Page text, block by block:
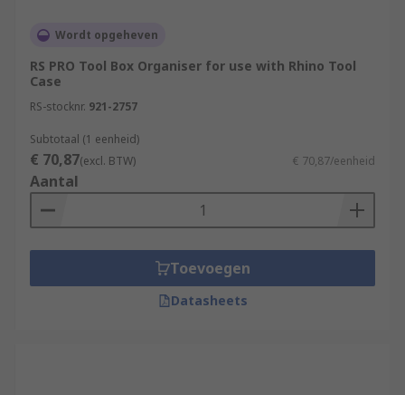
Wordt opgeheven
RS PRO Tool Box Organiser for use with Rhino Tool
Case
RS-stocknr. 921-2757
Subtotaal (1 eenheid)
€ 70,87(excl. BTW) € 70,87/eenheid
Aantal
Toevoegen
Datasheets